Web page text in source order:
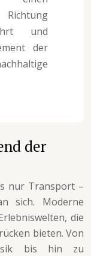
und
der
der
nur Transport –
sich. Moderne
die
bieten. Von
bis hin zu